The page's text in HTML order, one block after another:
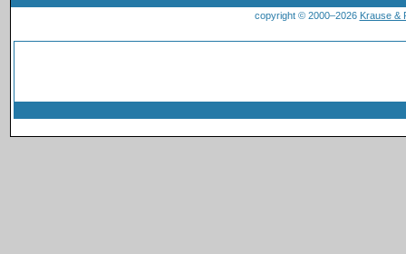
copyright © 2000–2026 Krause &